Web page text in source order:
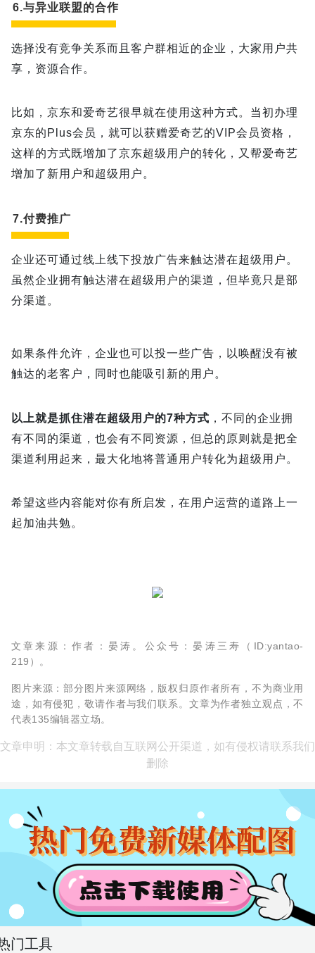
6.与异业联盟的合作
选择没有竞争关系而且客户群相近的企业，大家用户共
享，资源合作。
比如，京东和爱奇艺很早就在使用这种方式。当初办理
京东的Plus会员，就可以获赠爱奇艺的VIP会员资格，
这样的方式既增加了京东超级用户的转化，又帮爱奇艺
增加了新用户和超级用户。
7.付费推广
企业还可通过线上线下投放广告来触达潜在超级用户。
虽然企业拥有触达潜在超级用户的渠道，但毕竟只是部
分渠道。
如果条件允许，企业也可以投一些广告，以唤醒没有被
触达的老客户，同时也能吸引新的用户。
以上就是抓住潜在超级用户的7种方式 ，不同的企业拥
有不同的渠道，也会有不同资源，但总的原则就是把全
渠道利用起来，最大化地将普通用户转化为超级用户。
希望这些内容能对你有所启发，在用户运营的道路上一
起加油共勉。
文章来源：作者：晏涛。公众号：晏涛三寿（ID:yantao-
219）。
图片来源：部分图片来源网络，版权归原作者所有，不为商业用
途，如有侵犯，敬请作者与我们联系。文章为作者独立观点，不
代表135编辑器立场。
文章申明：本文章转载自互联网公开渠道，如有侵权请联系我们
删除
门工具